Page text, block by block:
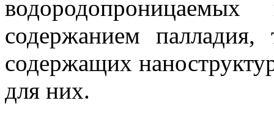
содержанием
содержащих
для них.